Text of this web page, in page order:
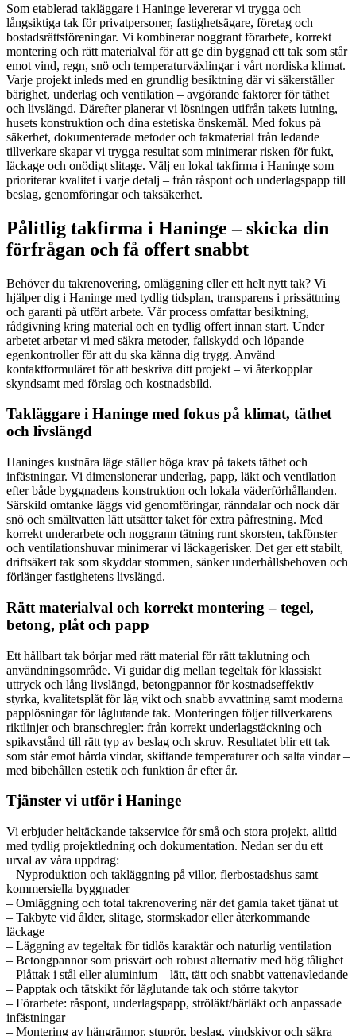
Som etablerad takläggare i Haninge levererar vi trygga och
långsiktiga tak för privatpersoner, fastighetsägare, företag och
bostadsrättsföreningar. Vi kombinerar noggrant förarbete, korrekt
montering och rätt materialval för att ge din byggnad ett tak som står
emot vind, regn, snö och temperaturväxlingar i vårt nordiska klimat.
Varje projekt inleds med en grundlig besiktning där vi säkerställer
bärighet, underlag och ventilation – avgörande faktorer för täthet
och livslängd. Därefter planerar vi lösningen utifrån takets lutning,
husets konstruktion och dina estetiska önskemål. Med fokus på
säkerhet, dokumenterade metoder och takmaterial från ledande
tillverkare skapar vi trygga resultat som minimerar risken för fukt,
läckage och onödigt slitage. Välj en lokal takfirma i Haninge som
prioriterar kvalitet i varje detalj – från råspont och underlagspapp till
beslag, genomföringar och taksäkerhet.
Pålitlig takfirma i Haninge – skicka din
förfrågan och få offert snabbt
Behöver du takrenovering, omläggning eller ett helt nytt tak? Vi
hjälper dig i Haninge med tydlig tidsplan, transparens i prissättning
och garanti på utfört arbete. Vår process omfattar besiktning,
rådgivning kring material och en tydlig offert innan start. Under
arbetet arbetar vi med säkra metoder, fallskydd och löpande
egenkontroller för att du ska känna dig trygg. Använd
kontaktformuläret för att beskriva ditt projekt – vi återkopplar
skyndsamt med förslag och kostnadsbild.
Takläggare i Haninge med fokus på klimat, täthet
och livslängd
Haninges kustnära läge ställer höga krav på takets täthet och
infästningar. Vi dimensionerar underlag, papp, läkt och ventilation
efter både byggnadens konstruktion och lokala väderförhållanden.
Särskild omtanke läggs vid genomföringar, ränndalar och nock där
snö och smältvatten lätt utsätter taket för extra påfrestning. Med
korrekt underarbete och noggrann tätning runt skorsten, takfönster
och ventilationshuvar minimerar vi läckagerisker. Det ger ett stabilt,
driftsäkert tak som skyddar stommen, sänker underhållsbehoven och
förlänger fastighetens livslängd.
Rätt materialval och korrekt montering – tegel,
betong, plåt och papp
Ett hållbart tak börjar med rätt material för rätt taklutning och
användningsområde. Vi guidar dig mellan tegeltak för klassiskt
uttryck och lång livslängd, betongpannor för kostnadseffektiv
styrka, kvalitetsplåt för låg vikt och snabb avvattning samt moderna
papplösningar för låglutande tak. Monteringen följer tillverkarens
riktlinjer och branschregler: från korrekt underlagstäckning och
spikavstånd till rätt typ av beslag och skruv. Resultatet blir ett tak
som står emot hårda vindar, skiftande temperaturer och salta vindar –
med bibehållen estetik och funktion år efter år.
Tjänster vi utför i Haninge
Vi erbjuder heltäckande takservice för små och stora projekt, alltid
med tydlig projektledning och dokumentation. Nedan ser du ett
urval av våra uppdrag:
– Nyproduktion och takläggning på villor, flerbostadshus samt
kommersiella byggnader
– Omläggning och total takrenovering när det gamla taket tjänat ut
– Takbyte vid ålder, slitage, stormskador eller återkommande
läckage
– Läggning av tegeltak för tidlös karaktär och naturlig ventilation
– Betongpannor som prisvärt och robust alternativ med hög tålighet
– Plåttak i stål eller aluminium – lätt, tätt och snabbt vattenavledande
– Papptak och tätskikt för låglutande tak och större takytor
– Förarbete: råspont, underlagspapp, ströläkt/bärläkt och anpassade
infästningar
– Montering av hängrännor, stuprör, beslag, vindskivor och säkra